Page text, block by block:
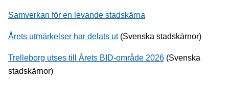
Samverkan för en levande stadskärna
Årets utmärkelser har delats ut(Svenska stadskärnor)
Trelleborg utses till Årets BID-område 2026 (Svenska
stadskärnor)